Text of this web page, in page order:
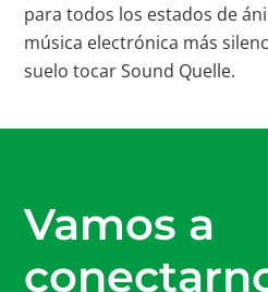
para todos los estados de
música electrónica más
suelo tocar Sound Quelle.
Vamos a